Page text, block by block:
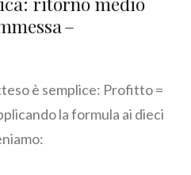
–
è semplice: Profitto =
la formula ai dieci